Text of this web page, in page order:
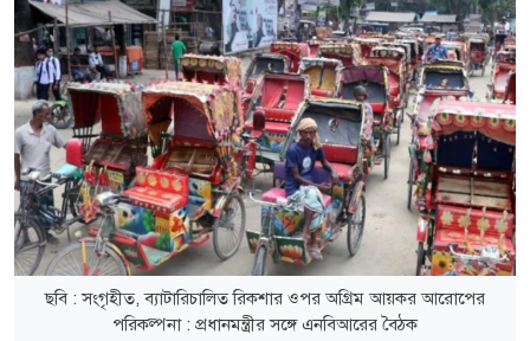
ছবি : সংগৃহীত, ব্যাটারিচালিত রিকশার ওপর অগ্রিম আয়কর আরোপের
পরিকল্পনা : প্রধানমন্ত্রীর সঙ্গে এনবিআরের বৈঠক